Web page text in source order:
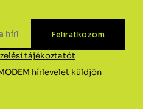
tájékoztatót
hírlevelet küldjön